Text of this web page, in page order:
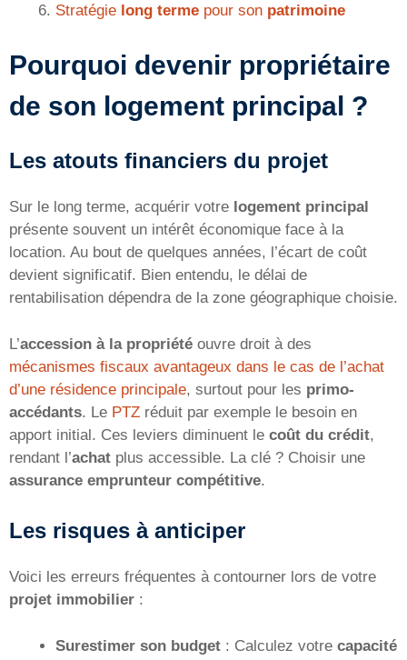
Stratégie long terme pour son patrimoine
Pourquoi devenir propriétaire
de son logement principal ?
Les atouts financiers du projet
Sur le long terme, acquérir votre logement principal
présente souvent un intérêt économique face à la
location. Au bout de quelques années, l’écart de coût
devient significatif. Bien entendu, le délai de
rentabilisation dépendra de la zone géographique choisie.
L’accession à la propriété ouvre droit à des
mécanismes fiscaux avantageux dans le cas de l’achat
d’une résidence principale, surtout pour les primo-
accédants. Le PTZ réduit par exemple le besoin en
apport initial. Ces leviers diminuent le coût du crédit,
rendant l’achat plus accessible. La clé ? Choisir une
assurance emprunteur compétitive.
Les risques à anticiper
Voici les erreurs fréquentes à contourner lors de votre
projet immobilier :
Surestimer son budget : Calculez votre capacité